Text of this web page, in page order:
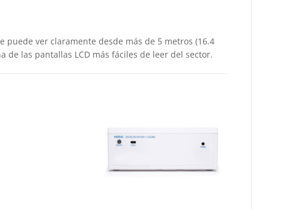
puede ver claramente desde más de 5 metros (16.4
de las pantallas LCD más fáciles de leer del sector.